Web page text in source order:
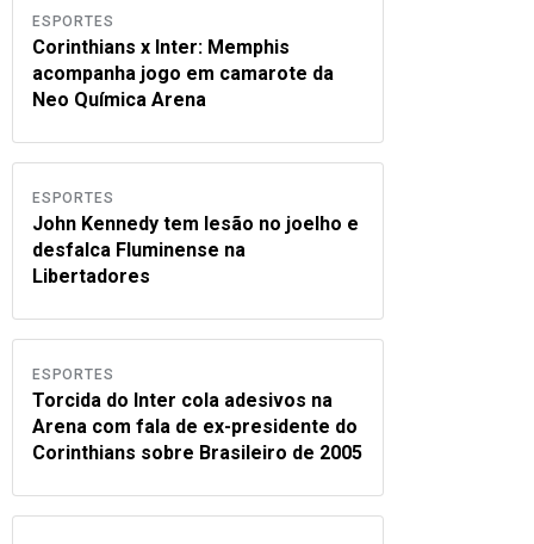
ESPORTES
Corinthians x Inter: Memphis
acompanha jogo em camarote da
Neo Química Arena
ESPORTES
John Kennedy tem lesão no joelho e
desfalca Fluminense na
Libertadores
ESPORTES
Torcida do Inter cola adesivos na
Arena com fala de ex-presidente do
Corinthians sobre Brasileiro de 2005